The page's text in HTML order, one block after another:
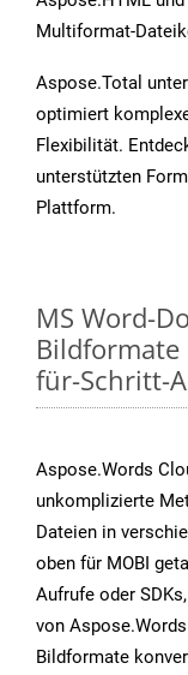
Multiformat-
Aspose.Total
optimiert
Flexibilität.
unterstützten
Plattform.
MS Word-
für-Schritt-
Aspose.Words
unkomplizierte
Dateien in
oben für MOBI
Aufrufe oder
von
Bildformate